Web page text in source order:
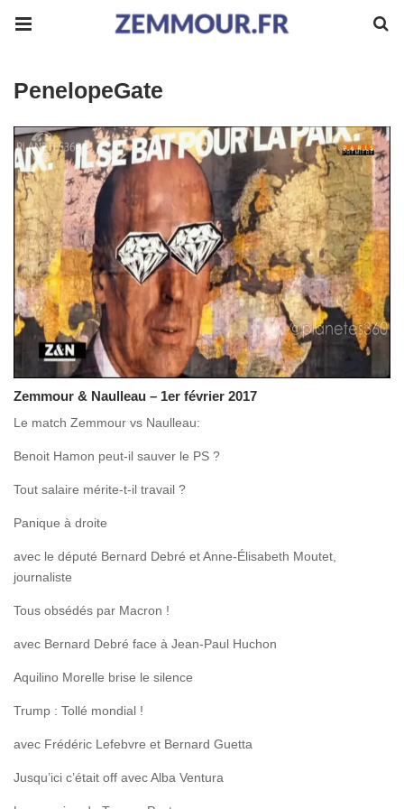
PenelopeGate
Zemmour & Naulleau – 1er février 2017
Le match Zemmour vs Naulleau:
Benoit Hamon peut-il sauver le PS ?
Tout salaire mérite-t-il travail ?
Panique à droite
avec le député Bernard Debré et Anne-Élisabeth Moutet,
journaliste
Tous obsédés par Macron !
avec Bernard Debré face à Jean-Paul Huchon
Aquilino Morelle brise le silence
Trump : Tollé mondial !
avec Frédéric Lefebvre et Bernard Guetta
Jusqu’ici c’était off avec Alba Ventura